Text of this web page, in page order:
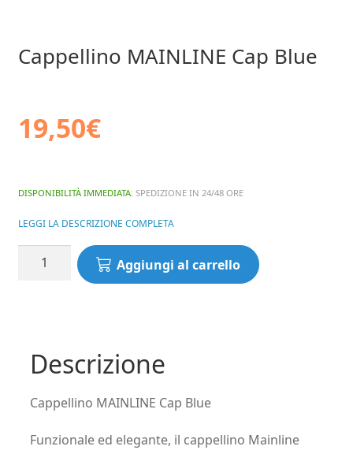
Cappellino MAINLINE Cap Blue
19,50€
DISPONIBILITÀ IMMEDIATA: SPEDIZIONE IN 24/48 ORE
LEGGI LA DESCRIZIONE COMPLETA
Cappellino
Aggiungi al carrello
Descrizione
Cappellino MAINLINE Cap Blue
Funzionale ed elegante, il cappellino Mainline